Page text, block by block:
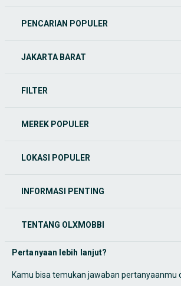
PENCARIAN POPULER
JAKARTA BARAT
FILTER
MEREK POPULER
LOKASI POPULER
INFORMASI PENTING
TENTANG OLXMOBBI
Pertanyaan lebih lanjut?
Kamu bisa temukan jawaban pertanyaanmu